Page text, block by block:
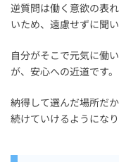
逆質問は働く意欲の表
いため、遠慮せずに聞
自分がそこで元気に働
が、安心への近道です。
納得して選んだ場所だ
続けていけるようになり